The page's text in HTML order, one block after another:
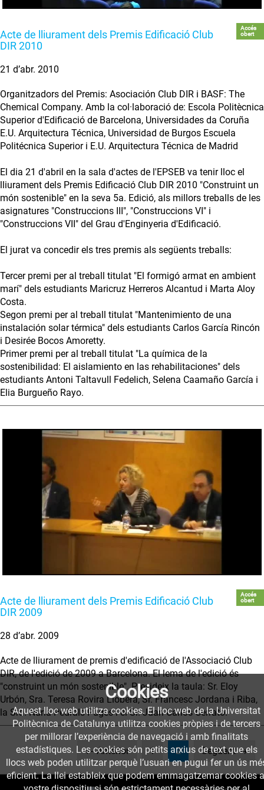
Acte de lliurament dels Premis Edificació Club
DIR 2010
Accés
obert
21 d’abr. 2010
Organitzadors del Premis: Asociación Club DIR i BASF: The
Chemical Company. Amb la col·laboració de: Escola Politècnica
Superior d'Edificació de Barcelona, Universidades da Coruña
E.U. Arquitectura Técnica, Universidad de Burgos Escuela
Politécnica Superior i E.U. Arquitectura Técnica de Madrid
El dia 21 d'abril en la sala d'actes de l'EPSEB va tenir lloc el
lliurament dels Premis Edificació Club DIR 2010 "Construint un
món sostenible" en la seva 5a. Edició, als millors treballs de les
asignatures "Construccions III", "Construccions VI" i
"Construccions VII" del Grau d'Enginyeria d'Edificació.
El jurat va concedir els tres premis als següents treballs:
Tercer premi per al treball titulat "El formigó armat en ambient
marí" dels estudiants Maricruz Herreros Alcantud i Marta Aloy
Costa.
Segon premi per al treball titulat "Mantenimiento de una
instalación solar térmica" dels estudiants Carlos García Rincón
i Desirée Bocos Amoretty.
Primer premi per al treball titulat "La química de la
sostenibilidad: El aislamiento en las rehabilitaciones" dels
estudiants Antoni Taltavull Fedelich, Selena Caamaño García i
Elia Burgueño Rayo.
Acte de lliurament dels Premis Edificació Club
DIR 2009
Accés
obert
28 d’abr. 2009
Acte de lliurament de premis d'edificació de l'Associació Club
DIR, de l'edició de 2009 a Barcelona. El lema de l'edició és
"construint un món sostenible". Presideix la taula: Sr. Eloy
Urbón, Sra. Teresa Rovira Llobera, Sr. Francesc Jordana i Riba,
la Sra. Núria Pedrals Pugès i el Sr. Juan Carlos Cerrato.
← Anterior 1 2(current)Següent →
Cookies
Aquest lloc web utilitza cookies. El lloc web de la Universitat
Politècnica de Catalunya utilitza cookies pròpies i de tercers
per millorar l’experiència de navegació i amb finalitats
estadístiques. Les cookies són petits arxius de text que els
llocs web poden utilitzar perquè l’usuari en pugui fer un ús
eficient. La llei estableix que podem emmagatzemar cookies